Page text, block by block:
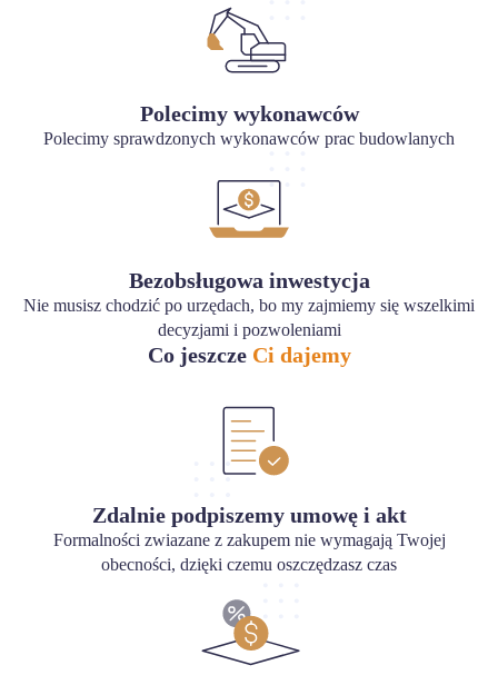
Polecimy wykonawców
Polecimy sprawdzonych wykonawców prac budowlanych
Bezobsługowa inwestycja
Nie musisz chodzić po urzędach, bo my zajmiemy się wszelkimi
decyzjami i pozwoleniami
Co jeszcze Ci dajemy
Zdalnie podpiszemy umowę i akt
Formalności zwiazane z zakupem nie wymagają Twojej
obecności, dzięki czemu oszczędzasz czas